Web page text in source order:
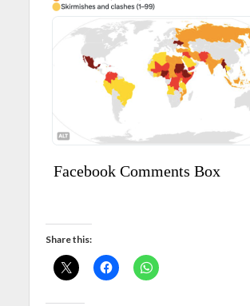
Facebook Comments Box
Share this: